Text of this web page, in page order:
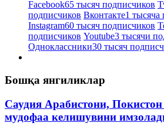
Facebook65 тысяч подписчиков
подписчиков Вконтакте1 тысяча
Instagram60 тысяч подписчиков
подписчиков Youtube3 тысячи
Одноклассники30 тысяч
Бошқа янгиликлар
Саудия Арабистони,
мудофаа келишувини